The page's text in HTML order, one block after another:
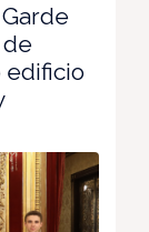
edificio